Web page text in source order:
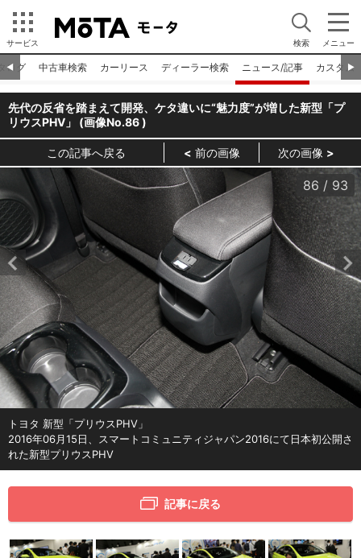
サービス 検索 メニュー
◀︎ ▶︎
ログ 中古車検索 カーリース ディーラー検索 ニュース/記事 カスタム
先代の反省を踏まえて開発、ケタ違いに“魅力度”が増した新型「プ
リウスPHV」 (画像No.86)
この記事へ戻る 前の画像 次の画像
トヨタ 新型「プリウスPHV」
2016年06月15日、スマートコミュニティジャパン2016にて日本初公開さ
れた新型プリウスPHV
86 / 93
記事に戻る